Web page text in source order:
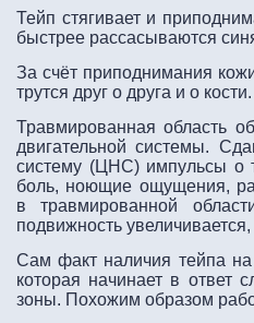
Тейп стягивает и
быстрее рассасываются
За счёт приподнимания
трутся друг о друга и о кости.
Травмированная область
двигательной системы.
систему (ЦНС) импульсы о
боль, ноющие ощущения,
в травмированной
подвижность
Сам факт наличия тейпа
которая начинает в ответ
зоны. Похожим образом